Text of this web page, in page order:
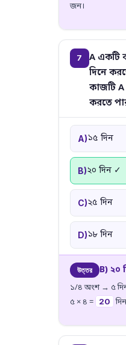
জন।
7
A একটি
দিনে
কাজটি
করতে
A)১৫ দিন
B)২০ দিন ✓
C)২৫ দিন
D)১৮ দিন
উত্তর B) ২০
১/৪ অংশ → ৫
৫ × ৪ =
20